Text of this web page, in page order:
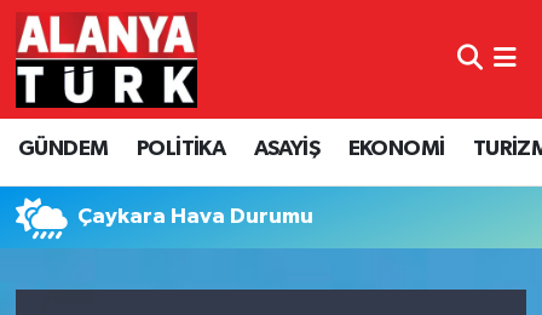
GÜNDEM POLİTİKA ASAYİŞ EKONOMİ
Çaykara Hava Durumu
GÜNDEM
POLİTİKA
ASAYİŞ
Nöbetçi Eczaneler
Hava Durumu
Namaz Vakitleri